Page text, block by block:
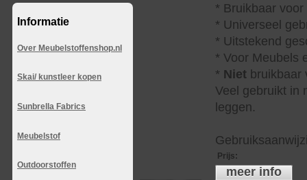
Informatie
Over Meubelstoffenshop.nl
Skai/ kunstleer kopen
Sunbrella Fabrics
Meubelstof
Outdoorstoffen
* Bruikbaar
* Universeel
* Uitstekend
* Voor Meubels
* Niet bruikbaar
Veel gebruikt in
leggen.
Prijs:
meer info